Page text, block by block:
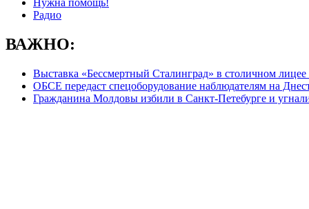
Нужна помощь!
Радио
ВАЖНО:
Выставка «Бессмертный Сталинград» в столичном
ОБСЕ передаст спецоборудование наблюдателям на
Гражданина Молдовы избили в Санкт-Петебурге и